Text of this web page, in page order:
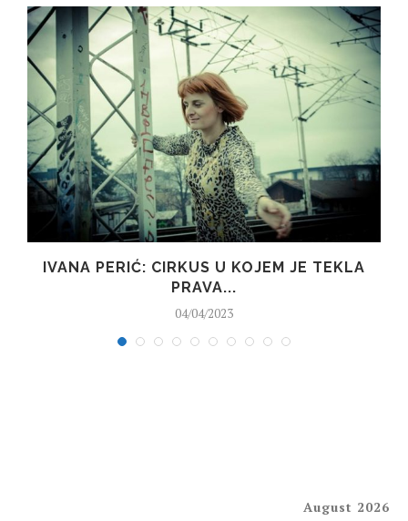
IVANA PERIĆ: CIRKUS U KOJEM JE TEKLA
PRAVA...
04/04/2023
August 2026